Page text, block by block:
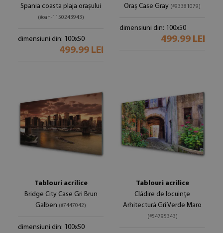
Spania coasta plaja orașului
(#oah-1150243943)
dimensiuni din: 100x50
499.99 LEI
Oraș Case Gray (#93381079)
dimensiuni din: 100x50
499.99 LEI
Tablouri acrilice
Bridge City Case Gri Brun
Galben (#7447042)
dimensiuni din: 100x50
Tablouri acrilice
Clădire de locuințe
Arhitectură Gri Verde Maro
(#54795343)